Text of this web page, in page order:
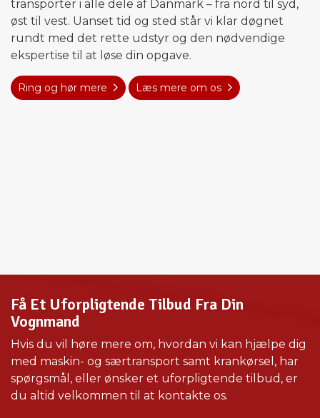
transporter i alle dele af Danmark – fra nord til syd,
øst til vest. Uanset tid og sted står vi klar døgnet
rundt med det rette udstyr og den nødvendige
ekspertise til at løse din opgave.
Ring og hør mere Læs mere om os
Få Et Uforpligtende Tilbud Fra Din
Vognmand
Hvis du vil høre mere om, hvordan vi kan hjælpe dig
med maskin- og særtransport samt krankørsel, har
spørgsmål, eller ønsker et uforpligtende tilbud, er
du altid velkommen til at kontakte os.